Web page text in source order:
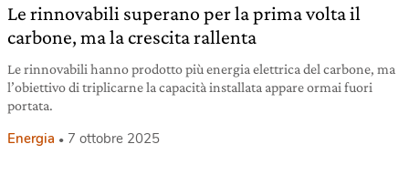
Le rinnovabili superano per la prima volta il
carbone, ma la crescita rallenta
Le rinnovabili hanno prodotto più energia elettrica del carbone, ma
l’obiettivo di triplicarne la capacità installata appare ormai fuori
portata.
Energia 7 ottobre 2025